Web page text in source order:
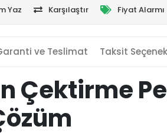
Yaz Karşılaştır Fiyat Alarmı
ve Teslimat Taksit
Çektirme